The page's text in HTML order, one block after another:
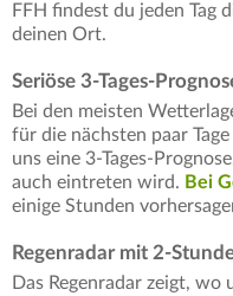
FFH findest du jeden Tag
deinen Ort.
Seriöse 3-Tages-
Bei den meisten
für die nächsten paar
uns eine 3-Tages-
auch eintreten wird. Bei
einige Stunden
Regenradar mit 2-
Das Regenradar zeigt,